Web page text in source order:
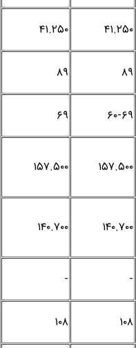
۴۱.۲۵۰ ۴۱.۲۵۰
۸۹ ۸۹
۶۰-۶۹ ۶۹
۱۵۷.۵۰۰ ۱۵۷.۵۰۰
۱۴۰.۷۰۰ ۱۴۰.۷۰۰
-
-
۱۰۸ ۱۰۸